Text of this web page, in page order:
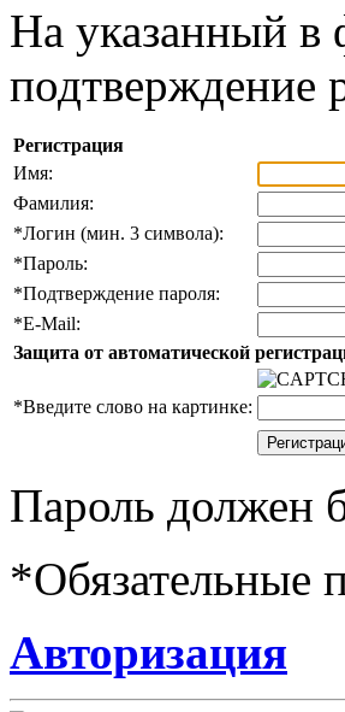
На указанный в
подтверждение
Регистрация
Имя:
Фамилия:
*Логин (мин. 3 символа):
*Пароль:
*Подтверждение пароля:
*E-Mail:
Защита от автоматической
*Введите слово на картинке:
Пароль должен
*Обязательные
Авторизация